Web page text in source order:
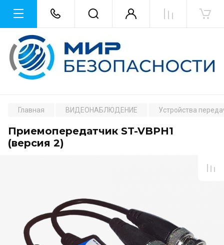
Главная ВИДЕОНАБЛЮДЕНИЕ Устройства
Приемопередатчик ST-VBPH1
(версия 2)